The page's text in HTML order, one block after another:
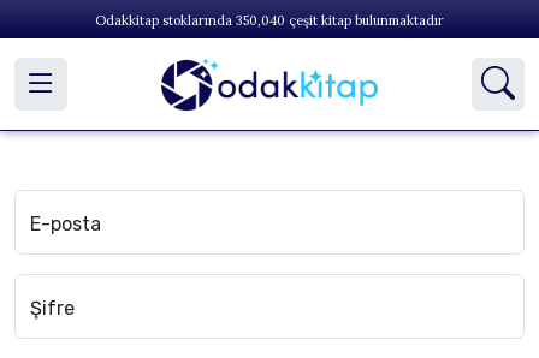
Odakkitap stoklarında 350,040 çeşit kitap bulunmaktadır
E-posta
Şifre